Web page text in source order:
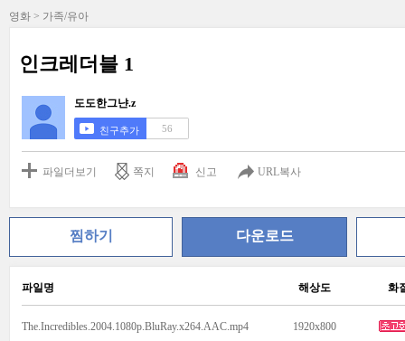
영화 > 가족/유아
인크레더블 1
도도한그냔.z
친구추가 56
파일더보기 쪽지 신고 URL복사
찜하기 다운로드
파일명 해상도 화
The.Incredibles.2004.1080p.BluRay.x264.AAC.mp4 1920x800